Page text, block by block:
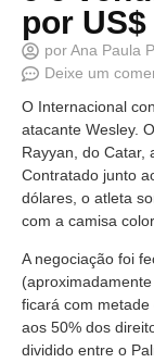
por
porAna Paula
Deixe um
O Internacional
atacante Wesley.
Rayyan, do Catar,
Contratado junto
dólares, o atleta
com a camisa
A negociação foi
ficará com
aos 50% dos
dividido entre o